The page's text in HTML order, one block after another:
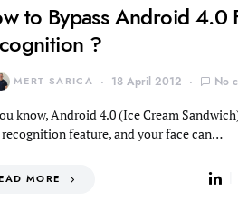
to Bypass Android 4.0
?
MERT SARICA 18 April 2012 No
know, Android 4.0 (Ice Cream
feature, and your face can…
MORE